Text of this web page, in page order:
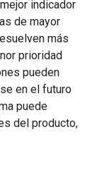
indicador
de mayor
más
prioridad
pueden
en el futuro
puede
del producto,